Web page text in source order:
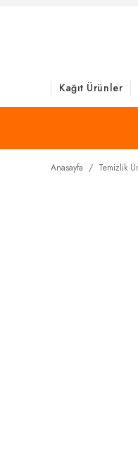
Kağıt Ürünler
Anasayfa Temizlik